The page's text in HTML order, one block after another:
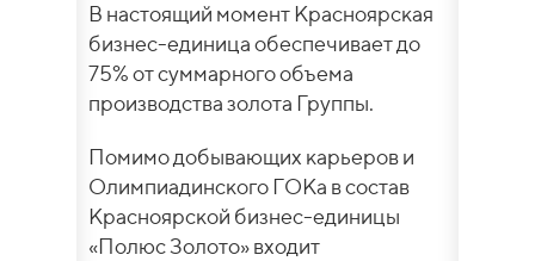
В настоящий момент Красноярская
бизнес-единица обеспечивает до
75% от суммарного объема
производства золота Группы.
Помимо добывающих карьеров и
Олимпиадинского ГОКа в состав
Красноярской бизнес-единицы
«Полюс Золото» входит